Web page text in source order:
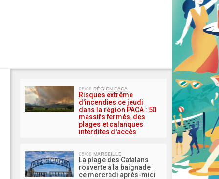
MA
05/08 RÉGION PACA
Risques extrême
d'incendies ce jeudi
dans la région PACA : 50
massifs fermés, des
plages et calanques
interdites d'accès
05/08 MARSEILLE
La plage des Catalans
rouverte à la baignade
ce mercredi après-midi